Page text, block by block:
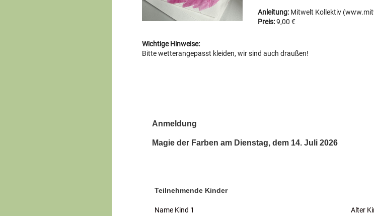
Anleitung: Mitwelt Kollektiv
Preis:9,00 €
Wichtige Hinweise:
Bitte wetterangepasst kleiden, wir sind auch draußen!
Anmeldung
Magie der Farben am Dienstag, dem 14. Juli 2026
Teilnehmende Kinder
Name Kind 1 Alter